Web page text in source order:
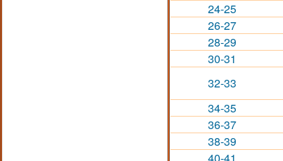
24-25
26-27
28-29
30-31
32-33
34-35
36-37
38-39